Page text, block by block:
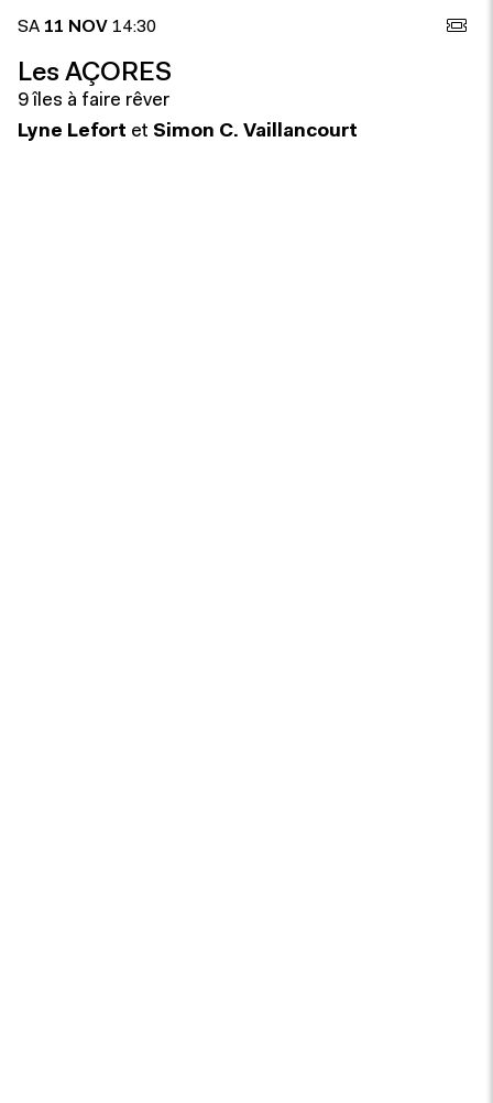
SA 11 NOV 14:30
Les AÇORES
9 îles à faire rêver
Lyne Lefort et Simon C. Vaillancourt